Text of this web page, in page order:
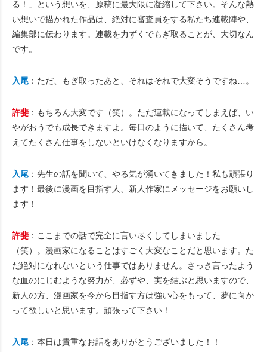
る！」という想いを、原稿に最大限に凝縮して下さい。そんな熱
い想いで描かれた作品は、絶対に審査員をする私たち連載陣や、
編集部に伝わります。連載を力ずくでもぎ取ることが、大切なん
です。
入尾 ：ただ、もぎ取ったあと、それはそれで大変そうですね…。
許斐 ：もちろん大変です（笑）。ただ連載になってしまえば、い
やがおうでも成長できますよ。毎日のように描いて、たくさん考
えてたくさん仕事をしないといけなくなりますから。
入尾 ：先生の話を聞いて、やる気が湧いてきました！私も頑張り
ます！最後に漫画を目指す人、新人作家にメッセージをお願いし
ます！
許斐 ：ここまでの話で完全に言い尽くしてしまいました…
（笑）。漫画家になることはすごく大変なことだと思います。た
だ絶対になれないという仕事ではありません。さっき言ったよう
な血のにじむような努力が、必ずや、実を結ぶと思いますので、
新人の方、漫画家を今から目指す方は強い心をもって、夢に向か
って欲しいと思います。頑張って下さい！
入尾 ：本日は貴重なお話をありがとうございました！！